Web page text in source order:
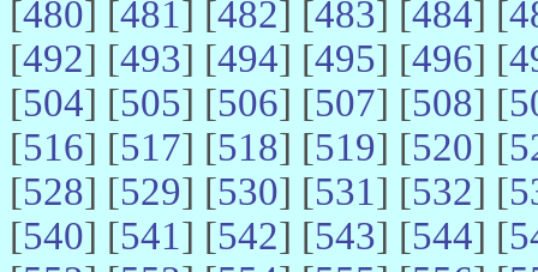
[480] [481] [482] [483] [484] [
[492] [493] [494] [495] [496] [
[504] [505] [506] [507] [508] [
[516] [517] [518] [519] [520] [
[528] [529] [530] [531] [532] [
[540] [541] [542] [543] [544] [